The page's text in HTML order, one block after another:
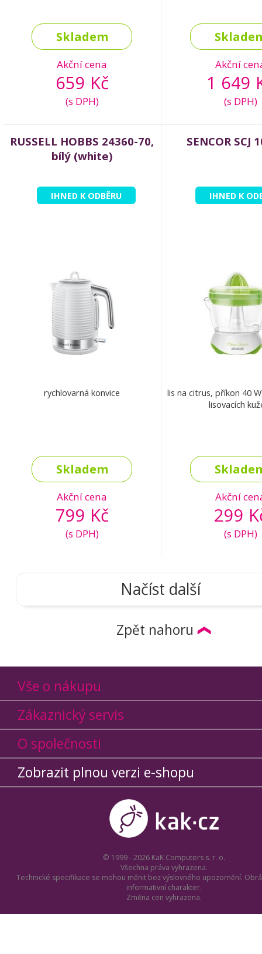
Skladem
Akční cena
659 Kč
(s DPH)
Akční
1 649
(s DPH)
RUSSELL HOBBS 24360-70,
bílý (white)
IHNED K ODBĚRU
rychlovarná konvice
Skladem
Akční cena
799 Kč
(s DPH)
SENCOR SCJ
IHNED K
lis na citrus, příkon 40
lisovacích
Akční
299
(s DPH)
Načíst další
Zpět nahoru
Vše o nákupu
Zákaznický servis
O společnosti
Zobrazit plnou verzi e-shopu
© 1999 - 2026 KaK Computers s. r. o.
Všechna práva vyhrazena.
Technické specifikace se mohou měnit bez výslovného upozornění.
informativní charakter.
Změna cen vyhrazena.